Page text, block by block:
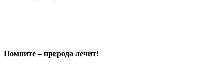
Помните – природа лечит!